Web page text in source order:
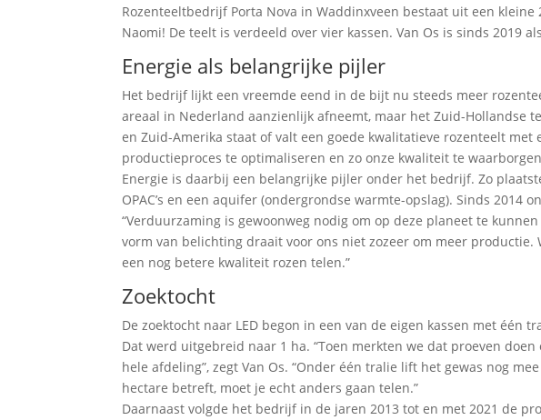
Rozenteeltbedrijf Porta Nova in Waddinxveen bestaat uit een
Naomi! De teelt is verdeeld over vier kassen. Van Os is sinds 2019
Energie als belangrijke pijler
Het bedrijf lijkt een vreemde eend in de bijt nu steeds meer
areaal in Nederland aanzienlijk afneemt, maar het Zuid-Hollandse
en Zuid-Amerika staat of valt een goede kwalitatieve rozenteelt
productieproces te optimaliseren en zo onze kwaliteit te
Energie is daarbij een belangrijke pijler onder het bedrijf. Zo
OPAC’s en een aquifer (ondergrondse warmte-opslag). Sinds 2014
“Verduurzaming is gewoonweg nodig om op deze planeet te
vorm van belichting draait voor ons niet zozeer om meer
een nog betere kwaliteit rozen telen.”
Zoektocht
De zoektocht naar LED begon in een van de eigen kassen met één
Dat werd uitgebreid naar 1 ha. “Toen merkten we dat proeven
hele afdeling”, zegt Van Os. “Onder één tralie lift het gewas nog
hectare betreft, moet je echt anders gaan telen.”
Daarnaast volgde het bedrijf in de jaren 2013 tot en met 2021 de